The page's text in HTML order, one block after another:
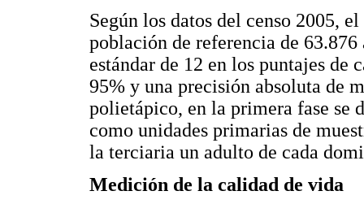
Según los datos del censo 2005,
población de referencia de
estándar de 12 en los puntajes
95% y una precisión absoluta de
polietápico, en la primera fase se
como unidades primarias de
la terciaria un adulto de cada
Medición de la calidad de vida